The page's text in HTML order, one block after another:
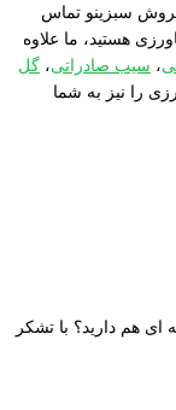
سبزینو تماس
هستید، ما علاوه
، سیب صادراتی، گل
را نیز به شما
هم دارید؟ با تشکر